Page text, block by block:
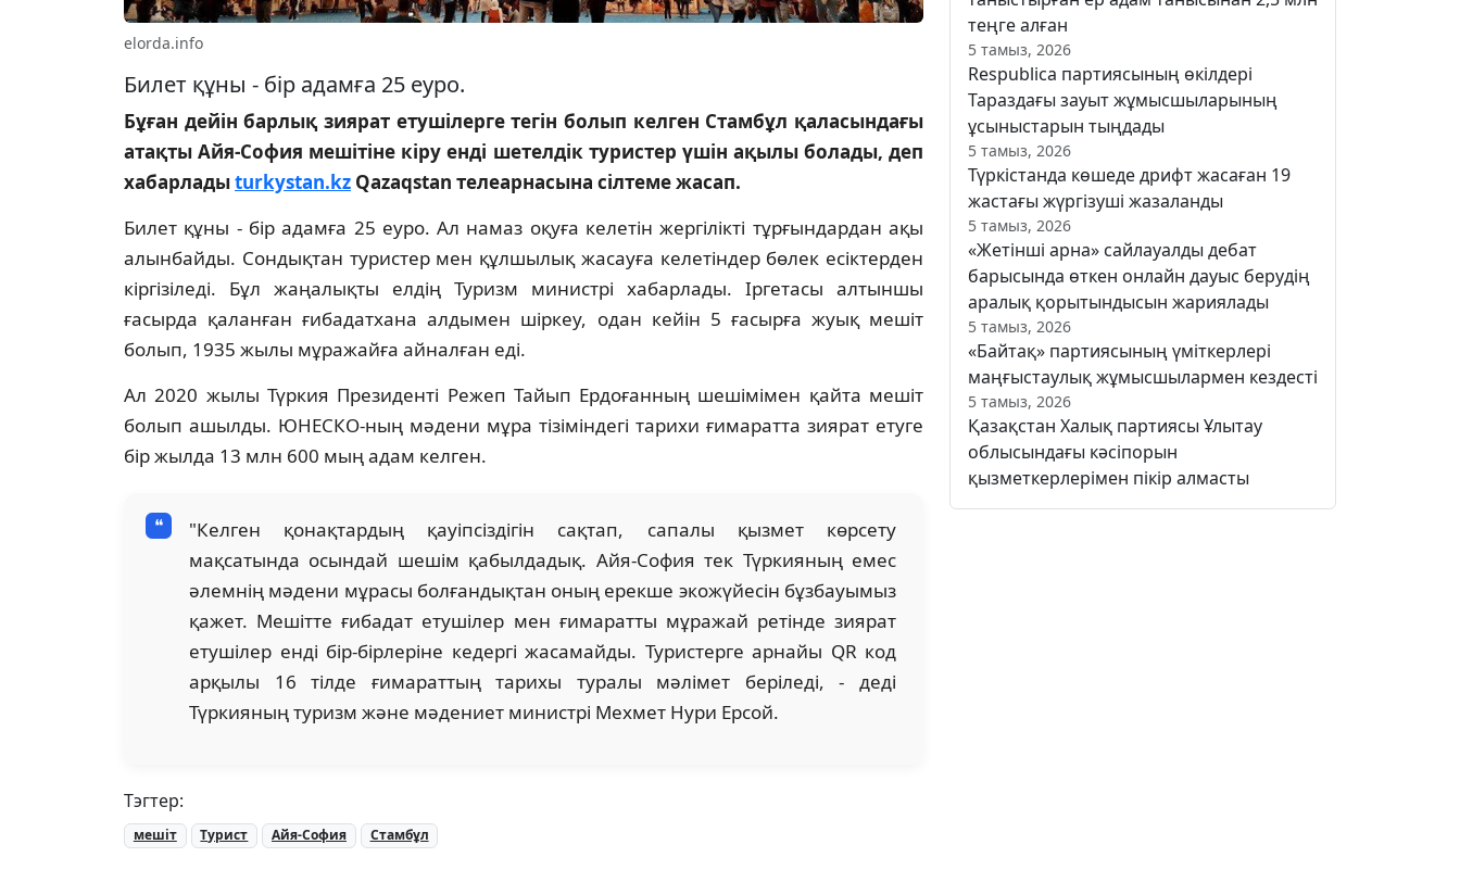
elorda.info
Билет құны - бір адамға 25 еуро.
Бұған дейін барлық зиярат етушілерге тегін болып келген Стамбұл қаласындағы
атақты Айя-София мешітіне кіру енді шетелдік туристер үшін ақылы болады, деп
хабарладыturkystan.kz Qazaqstan телеарнасына сілтеме жасап.
Билет құны - бір адамға 25 еуро. Ал намаз оқуға келетін жергілікті тұрғындардан ақы
алынбайды. Сондықтан туристер мен құлшылық жасауға келетіндер бөлек есіктерден
кіргізіледі. Бұл жаңалықты елдің Туризм министрі хабарлады. Іргетасы алтыншы
ғасырда қаланған ғибадатхана алдымен шіркеу, одан кейін 5 ғасырға жуық мешіт
болып, 1935 жылы мұражайға айналған еді.
Ал 2020 жылы Түркия Президенті Режеп Тайып Ердоғанның шешімімен қайта мешіт
болып ашылды. ЮНЕСКО-ның мәдени мұра тізіміндегі тарихи ғимаратта зиярат етуге
бір жылда 13 млн 600 мың адам келген.
"Келген қонақтардың қауіпсіздігін сақтап, сапалы қызмет көрсету
мақсатында осындай шешім қабылдадық. Айя-София тек Түркияның емес
әлемнің мәдени мұрасы болғандықтан оның ерекше экожүйесін бұзбауымыз
қажет. Мешітте ғибадат етушілер мен ғимаратты мұражай ретінде зиярат
етушілер енді бір-бірлеріне кедергі жасамайды. Туристерге арнайы QR код
арқылы 16 тілде ғимараттың тарихы туралы мәлімет беріледі, - деді
Түркияның туризм және мәдениет министрі Мехмет Нури Ерсой.
Тэгтер:
мешіт Турист Айя-София Стамбұл
теңге алған
5 тамыз, 2026
Respublica партиясының өкілдері
Тараздағы зауыт жұмысшыларының
ұсыныстарын тыңдады
5 тамыз, 2026
Түркістанда көшеде дрифт жасаған 19
жастағы жүргізуші жазаланды
5 тамыз, 2026
«Жетінші арна» сайлауалды дебат
барысында өткен онлайн дауыс берудің
аралық қорытындысын жариялады
5 тамыз, 2026
«Байтақ» партиясының үміткерлері
маңғыстаулық жұмысшылармен кездесті
5 тамыз, 2026
Қазақстан Халық партиясы Ұлытау
облысындағы кәсіпорын
қызметкерлерімен пікір алмасты